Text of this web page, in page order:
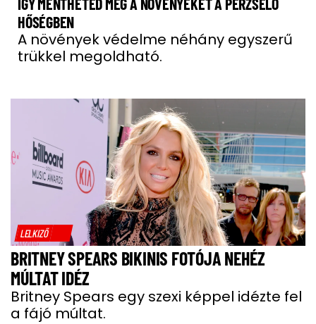
HŐSÉGBEN
A növények védelme néhány egyszerű
trükkel megoldható.
LELKIZŐ
BRITNEY SPEARS BIKINIS FOTÓJA NEHÉZ
MÚLTAT IDÉZ
Britney Spears egy szexi képpel idézte fel
a fájó múltat.